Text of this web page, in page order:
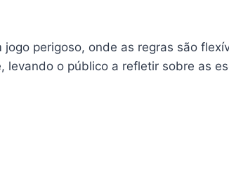
perigoso, onde as regras são
levando o público a refletir sobre as